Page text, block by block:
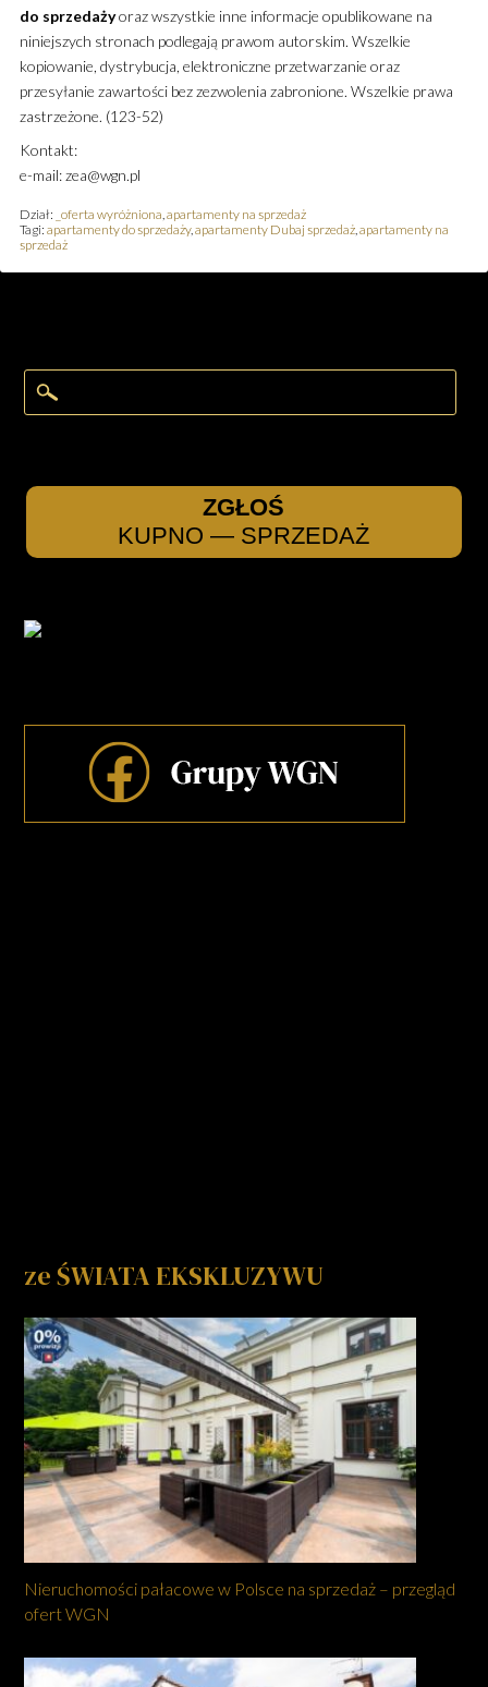
do sprzedażyoraz wszystkie inne informacje opublikowane na
niniejszych stronach podlegają prawom autorskim. Wszelkie
kopiowanie, dystrybucja, elektroniczne przetwarzanie oraz
przesyłanie zawartości bez zezwolenia zabronione. Wszelkie prawa
zastrzeżone. (123-52)
Kontakt:
e-mail: zea@wgn.pl
Dział: _oferta wyróżniona,apartamenty na sprzedaż
Tagi: apartamenty do sprzedaży,apartamenty Dubaj sprzedaż,apartamenty na
sprzedaż
ZGŁOŚ
KUPNO — SPRZEDAŻ
ze ŚWIATA EKSKLUZYWU
Nieruchomości pałacowe w Polsce na sprzedaż – przegląd
ofert WGN